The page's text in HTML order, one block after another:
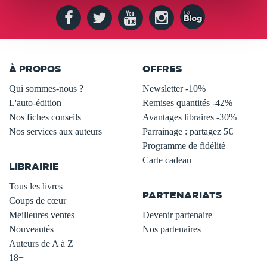
À PROPOS
Qui sommes-nous ?
L'auto-édition
Nos fiches conseils
Nos services aux auteurs
LIBRAIRIE
Tous les livres
Coups de cœur
Meilleures ventes
Nouveautés
Auteurs de A à Z
18+
OFFRES
Newsletter -10%
Remises quantités -42%
Avantages libraires -30%
Parrainage : partagez 5€
Programme de fidélité
Carte cadeau
PARTENARIATS
Devenir partenaire
Nos partenaires